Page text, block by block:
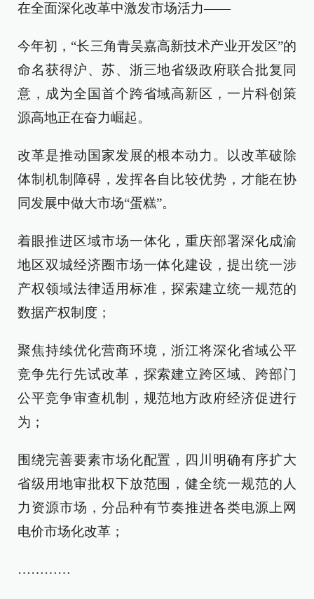
在全面深化改革中激发市场活力——
今年初，“长三角青吴嘉高新技术产业开发区”的
命名获得沪、苏、浙三地省级政府联合批复同
意，成为全国首个跨省域高新区，一片科创策
源高地正在奋力崛起。
改革是推动国家发展的根本动力。以改革破除
体制机制障碍，发挥各自比较优势，才能在协
同发展中做大市场“蛋糕”。
着眼推进区域市场一体化，重庆部署深化成渝
地区双城经济圈市场一体化建设，提出统一涉
产权领域法律适用标准，探索建立统一规范的
数据产权制度；
聚焦持续优化营商环境，浙江将深化省域公平
竞争先行先试改革，探索建立跨区域、跨部门
公平竞争审查机制，规范地方政府经济促进行
为；
围绕完善要素市场化配置，四川明确有序扩大
省级用地审批权下放范围，健全统一规范的人
力资源市场，分品种有节奏推进各类电源上网
电价市场化改革；
…………